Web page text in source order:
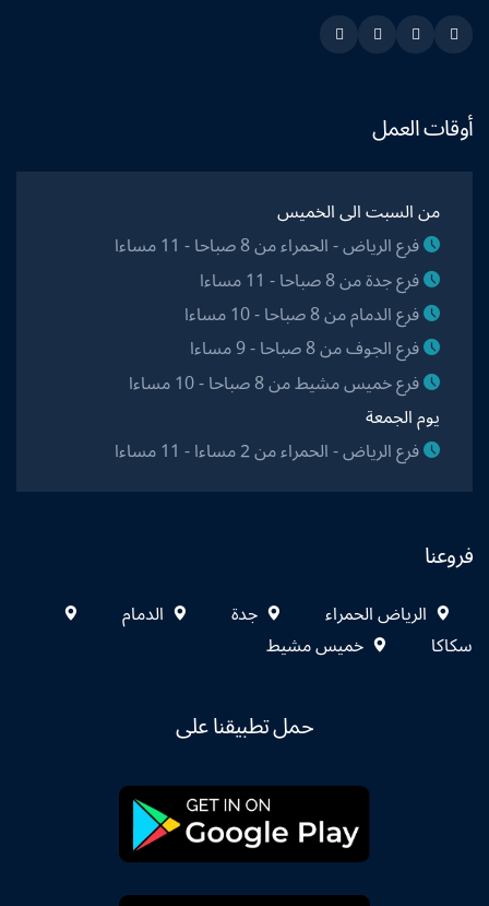
Snapchat
Twitter
Linkedin
Instagram
أوقات العمل
من السبت الى الخميس
فرع الرياض - الحمراء من 8 صباحا - 11 مساءا
فرع جدة من 8 صباحا - 11 مساءا
فرع الدمام من 8 صباحا - 10 مساءا
فرع الجوف من 8 صباحا - 9 مساءا
فرع خميس مشيط من 8 صباحا - 10 مساءا
يوم الجمعة
فرع الرياض - الحمراء من 2 مساءا - 11 مساءا
فروعنا
الرياض الحمراء جدة
الدمام
سكاكا
خميس مشيط
حمل تطبيقنا على